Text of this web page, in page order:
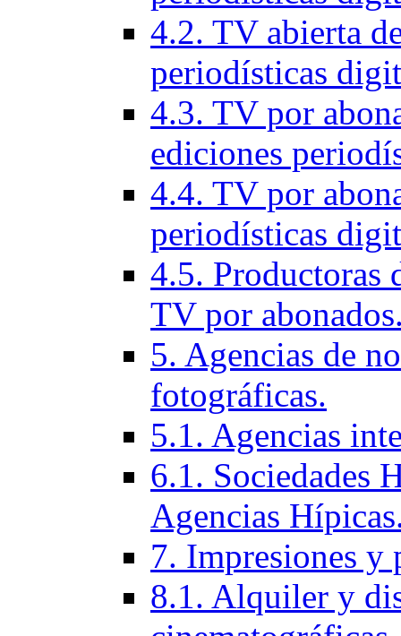
4.2. TV abierta
periodí­sticas
4.3. TV por
ediciones
4.4. TV por
periodí­sticas
4.5. Productoras
TV por
5. Agencias de
fotográficas.
5.1. Agencias
6.1. Sociedades
Agencias
7. Impresiones
8.1. Alquiler y